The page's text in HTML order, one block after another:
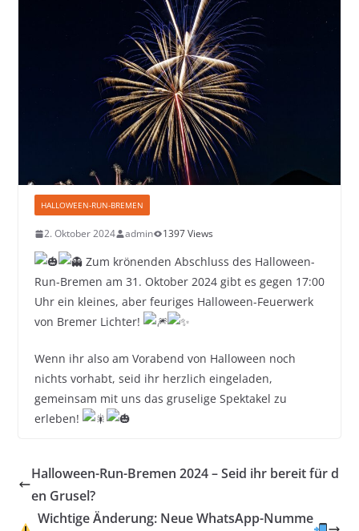
HALLOWEEN-RUN-BREMEN
2. Oktober 2024 admin 1397 Views
Zum krönenden Abschluss des Halloween-
Run-Bremen am 31. Oktober 2024 gibt es gegen 17:00
Uhr ein kleines, aber feuriges Halloween-Feuerwerk
von Bremer Lichter!
Wenn ihr also am Vorabend von Halloween noch
nichts vorhabt, seid ihr herzlich eingeladen,
gemeinsam mit uns das gruselige Spektakel zu
erleben!
Halloween-Run-Bremen 2024 – Seid ihr bereit für d
en Grusel?
Wichtige Änderung: Neue WhatsApp-Numme